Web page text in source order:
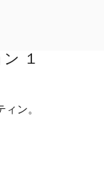
１
ン。